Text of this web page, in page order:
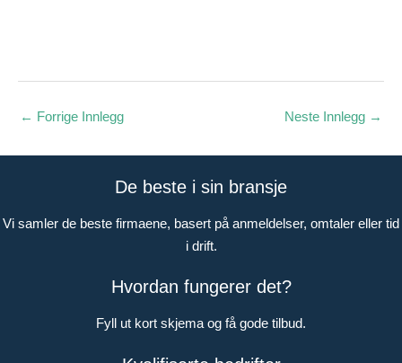
← Forrige Innlegg Neste Innlegg →
De beste i sin bransje
Vi samler de beste firmaene, basert på anmeldelser, omtaler eller tid
i drift.
Hvordan fungerer det?
Fyll ut kort skjema og få gode tilbud.